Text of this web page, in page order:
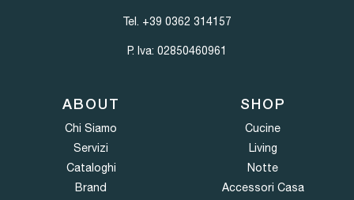
Tel. +39 0362 314157
P. Iva: 02850460961
ABOUT
Chi Siamo
Servizi
Cataloghi
Brand
SHOP
Cucine
Living
Notte
Accessori Casa